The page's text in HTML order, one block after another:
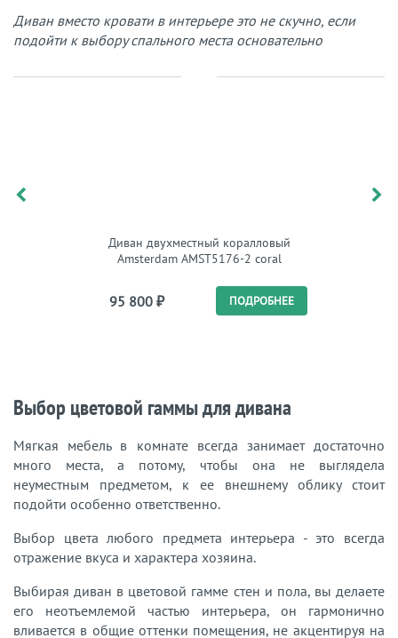
Диван вместо кровати в интерьере это не скучно, если
подойти к выбору спального места основательно
Диван двухместный коралловый
Amsterdam AMST5176-2 coral
95 800 ₽ ПОДРОБНЕЕ
Выбор цветовой гаммы для дивана
Мягкая мебель в комнате всегда занимает достаточно
много места, а потому, чтобы она не выглядела
неуместным предметом, к ее внешнему облику стоит
подойти особенно ответственно.
Выбор цвета любого предмета интерьера - это всегда
отражение вкуса и характера хозяина.
Выбирая диван в цветовой гамме стен и пола, вы делаете
его неотъемлемой частью интерьера, он гармонично
вливается в общие оттенки помещения, не акцентируя на